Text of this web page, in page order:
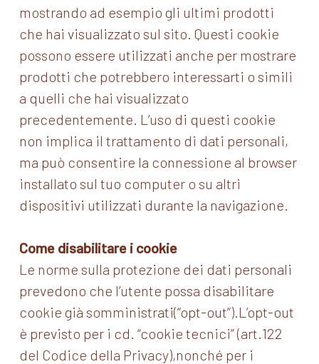
mostrando ad esempio gli ultimi prodotti
che hai visualizzato sul sito. Questi cookie
possono essere utilizzati anche per mostrare
prodotti che potrebbero interessarti o simili
a quelli che hai visualizzato
precedentemente. L’uso di questi cookie
non implica il trattamento di dati personali,
ma può consentire la connessione al browser
installato sul tuo computer o su altri
dispositivi utilizzati durante la navigazione.
Come disabilitare i cookie
Le norme sulla protezione dei dati personali
prevedono che l’utente possa disabilitare
cookie già somministrati(“opt-out”).L’opt-out
è previsto per i cd. “cookie tecnici” (art.122
del Codice della Privacy),nonché per i